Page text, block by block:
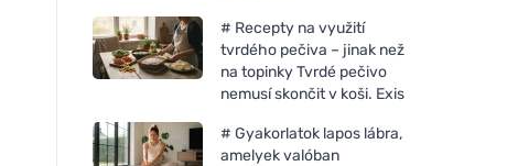
# Recepty na využití
tvrdého pečiva – jinak než
na topinky Tvrdé pečivo
nemusí skončit v koši. Exis
# Gyakorlatok lapos lábra,
amelyek valóban